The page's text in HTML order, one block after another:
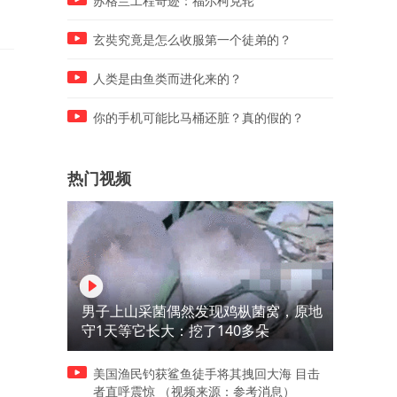
玄奘究竟是怎么收服第一个徒弟的？
人类是由鱼类而进化来的？
你的手机可能比马桶还脏？真的假的？
热门视频
男子上山采菌偶然发现鸡枞菌窝，原地
守1天等它长大：挖了140多朵
美国渔民钓获鲨鱼徒手将其拽回大海 目击
者直呼震惊 （视频来源：参考消息）